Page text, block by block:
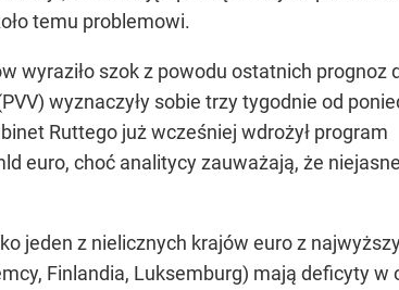
temu problemowi.
wyraziło szok z powodu ostatnich prognoz
wyznaczyły sobie trzy tygodnie od
Ruttego już wcześniej wdrożył program
euro, choć analitycy zauważają, że
jeden z nielicznych krajów euro z
Finlandia, Luksemburg) mają deficyty w